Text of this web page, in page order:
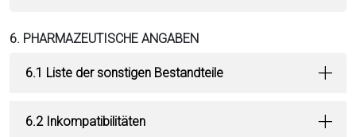
6. PHARMAZEUTISCHE ANGABEN
6.1 Liste der sonstigen Bestandteile
6.2 Inkompatibilitäten